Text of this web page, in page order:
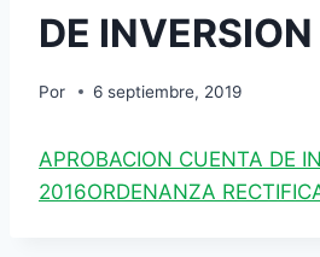
DE
Por 6 septiembre, 2019
APROBACION CUENTA DE
2016ORDENANZA